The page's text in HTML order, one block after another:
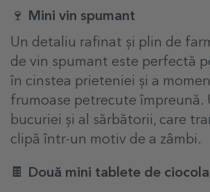
🍷 Mini vin spumant
Un detaliu rafinat și plin de
de vin spumant este perfectă
în cinstea prieteniei și a
frumoase petrecute împreună.
bucuriei și al sărbătorii, care
clipă într-un motiv de a zâmbi.
🍫 Două mini tablete de